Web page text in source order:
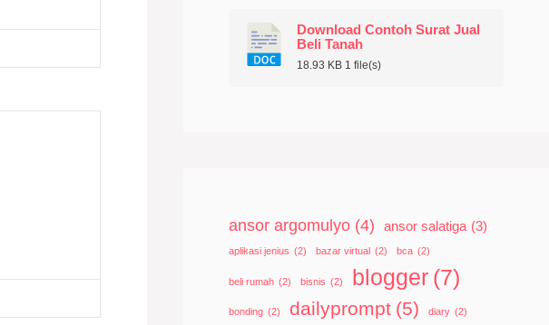
Download Contoh Surat Jual
Beli Tanah
18.93 KB 1 file(s)
ansor argomulyo (4) ansor salatiga (3)
aplikasi jenius (2) bazar virtual (2) bca (2)
beli rumah (2) bisnis (2) blogger (7)
bonding (2) dailyprompt (5) diary (2)